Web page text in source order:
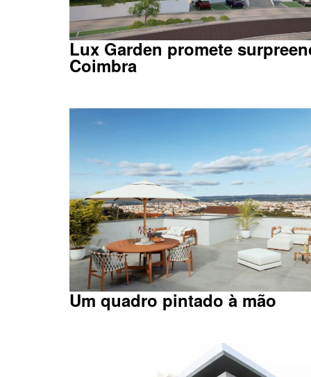
Lux Garden promete
Coimbra
Um quadro pintado à mão